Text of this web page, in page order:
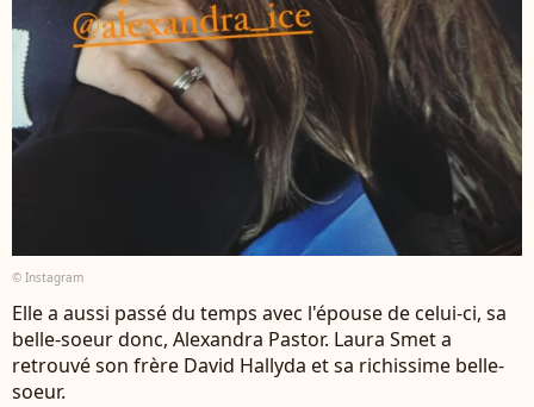
© Instagram
Elle a aussi passé du temps avec l'épouse de celui-ci, sa
belle-soeur donc, Alexandra Pastor. Laura Smet a
retrouvé son frère David Hallyda et sa richissime belle-
soeur.